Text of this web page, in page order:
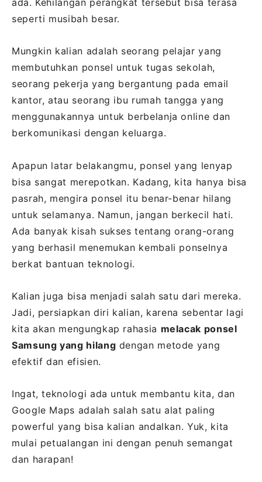
ada. Kehilangan perangkat tersebut bisa terasa
seperti musibah besar.
Mungkin kalian adalah seorang pelajar yang
membutuhkan ponsel untuk tugas sekolah,
seorang pekerja yang bergantung pada email
kantor, atau seorang ibu rumah tangga yang
menggunakannya untuk berbelanja online dan
berkomunikasi dengan keluarga.
Apapun latar belakangmu, ponsel yang lenyap
bisa sangat merepotkan. Kadang, kita hanya bisa
pasrah, mengira ponsel itu benar-benar hilang
untuk selamanya. Namun, jangan berkecil hati.
Ada banyak kisah sukses tentang orang-orang
yang berhasil menemukan kembali ponselnya
berkat bantuan teknologi.
Kalian juga bisa menjadi salah satu dari mereka.
Jadi, persiapkan diri kalian, karena sebentar lagi
kita akan mengungkap rahasia melacak ponsel
Samsung yang hilang dengan metode yang
efektif dan efisien.
Ingat, teknologi ada untuk membantu kita, dan
Google Maps adalah salah satu alat paling
powerful yang bisa kalian andalkan. Yuk, kita
mulai petualangan ini dengan penuh semangat
dan harapan!